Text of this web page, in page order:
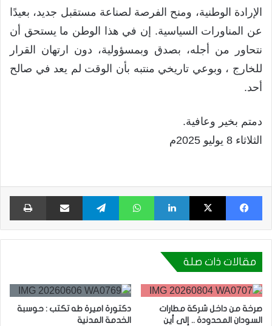
الإرادة الوطنية، ومنح الفرصة لصناعة مستقبل جديد، بعيدًا
عن المناورات السياسية. إن في هذا الوطن ما يستحق أن
نتحاور من أجله، بصدق وبمسؤولية، دون ارتهان القرار
للخارج ، وبوعي تاريخي منتبه بأن الوقت لم يعد في صالح
أحد.
دمتم بخير وعافية.
الثلاثاء 8 يوليو 2025م
فيسبوك X لينكدإن واتساب تيلقرام مشاركة عبر البريد
مقالات ذات صلة
صرخة من داخل شركة مطارات
السودان المحدودة .. إلى أين
دكتورة اميرة طه تكتب : حوسبة
الخدمة المدنية